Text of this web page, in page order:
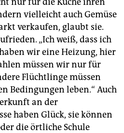
vielleicht auch Gemüse
verkaufen, glaubt sie.
„Ich weiß, dass ich
wir eine Heizung, hier
müssen wir nur für
Flüchtlinge müssen
Bedingungen leben.“ Auch
an der
haben Glück, sie können
die örtliche Schule